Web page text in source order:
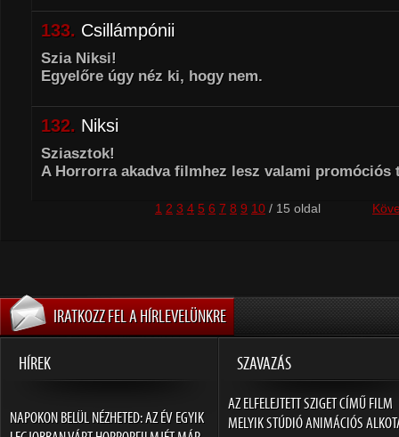
133. Csillámpónii
Szia Niksi!
Egyelőre úgy néz ki, hogy nem.
132. Niksi
Sziasztok!
A Horrorra akadva filmhez lesz valami promóciós
1 2 3 4 5 6 7 8 9 10 / 15 oldal
IRATKOZZ FEL A HÍRLEVELÜNKRE
HÍREK SZAVAZÁS
NAPOKON BELÜL NÉZHETED: AZ ÉV EGYIK
AZ ELFELEJTETT SZIGET CÍMŰ FILM
MELYIK STÚDIÓ ANIMÁCIÓS